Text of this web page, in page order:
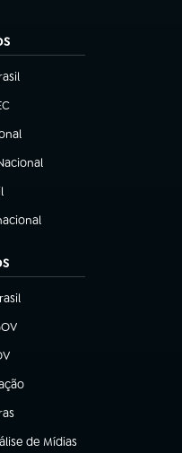
nova aba)
aba)
aba)
nova aba)
aba)
aba)
aba)
aba)
aba)
de Mídias